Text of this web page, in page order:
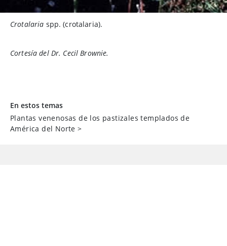
Crotalaria spp. (crotalaria).
Cortesía del Dr. Cecil Brownie.
En estos temas
Plantas venenosas de los pastizales templados de
América del Norte >